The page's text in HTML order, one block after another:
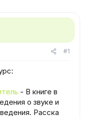
#1
- В книге в
о звуке и
Расска